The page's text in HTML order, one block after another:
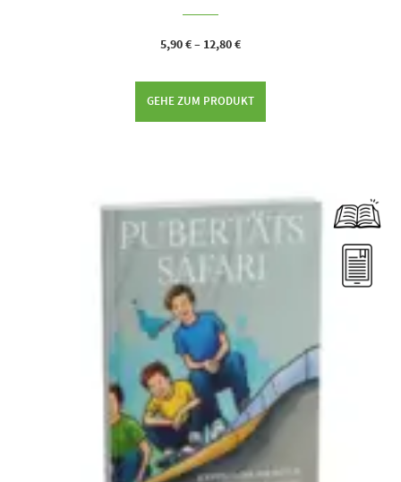
5,90€– 12,80€
GEHE ZUM PRODUKT